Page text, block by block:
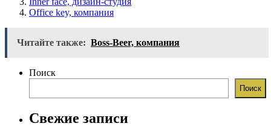
Office key, компания
Читайте также: Boss-Beer, компания
Поиск
Поиск
Свежие записи